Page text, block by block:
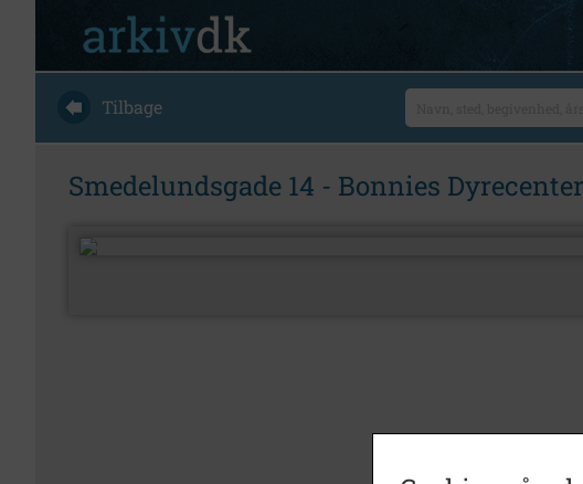
Tilbage
Smedelundsgade 14 - Bonnies